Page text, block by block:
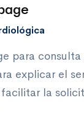
para consulta
explicar el
la